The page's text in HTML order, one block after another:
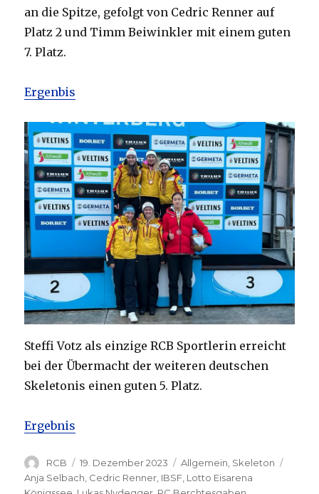
an die Spitze, gefolgt von Cedric Renner auf
Platz 2 und Timm Beiwinkler mit einem guten
7. Platz.
Ergenbis
Steffi Votz als einzige RCB Sportlerin erreicht
bei der Übermacht der weiteren deutschen
Skeletonis einen guten 5. Platz.
Ergebnis
Autor
RCB
Veröffentlicht
am
19. Dezember 2023 Kategorien
Allgemein Skeleton
Anja Selbach Cedric Renner IBSF Lotto Eisarena